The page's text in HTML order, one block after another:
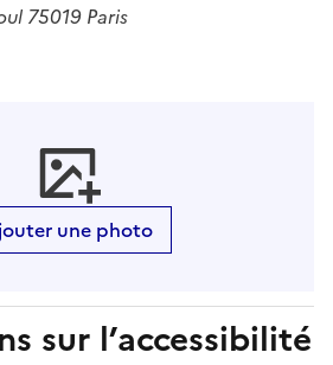
75019 Paris
une photo
sur l’accessibilité